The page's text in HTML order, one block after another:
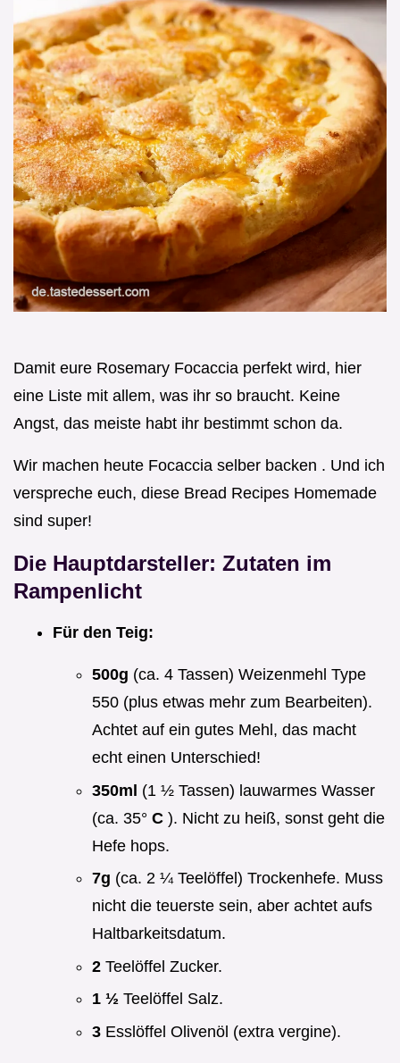
Damit eure Rosemary Focaccia perfekt wird, hier
eine Liste mit allem, was ihr so braucht. Keine
Angst, das meiste habt ihr bestimmt schon da.
Wir machen heute Focaccia selber backen . Und ich
verspreche euch, diese Bread Recipes Homemade
sind super!
Die Hauptdarsteller: Zutaten im
Rampenlicht
Für den Teig:
500g (ca. 4 Tassen) Weizenmehl Type
550 (plus etwas mehr zum Bearbeiten).
Achtet auf ein gutes Mehl, das macht
echt einen Unterschied!
350ml (1 ½ Tassen) lauwarmes Wasser
(ca. 35° C ). Nicht zu heiß, sonst geht die
Hefe hops.
7g (ca. 2 ¼ Teelöffel) Trockenhefe. Muss
nicht die teuerste sein, aber achtet aufs
Haltbarkeitsdatum.
2 Teelöffel Zucker.
1 ½ Teelöffel Salz.
3 Esslöffel Olivenöl (extra vergine).